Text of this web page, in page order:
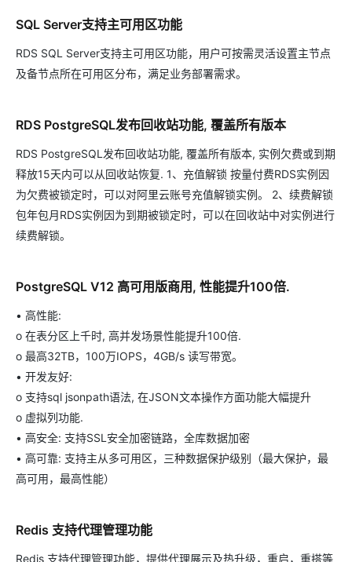
SQL Server支持主可用区功能
RDS SQL Server支持主可用区功能，用户可按需灵活设置主节点
及备节点所在可用区分布，满足业务部署需求。
RDS PostgreSQL发布回收站功能, 覆盖所有版本
RDS PostgreSQL发布回收站功能, 覆盖所有版本, 实例欠费或到期
释放15天内可以从回收站恢复. 1、充值解锁 按量付费RDS实例因
为欠费被锁定时，可以对阿里云账号充值解锁实例。 2、续费解锁
包年包月RDS实例因为到期被锁定时，可以在回收站中对实例进行
续费解锁。
PostgreSQL V12 高可用版商用, 性能提升100倍.
• 高性能:
o 在表分区上千时, 高并发场景性能提升100倍.
o 最高32TB，100万IOPS，4GB/s 读写带宽。
• 开发友好:
o 支持sql jsonpath语法, 在JSON文本操作方面功能大幅提升
o 虚拟列功能.
• 高安全: 支持SSL安全加密链路，全库数据加密
• 高可靠: 支持主从多可用区，三种数据保护级别（最大保护，最
高可用，最高性能）
Redis 支持代理管理功能
Redis 支持代理管理功能，提供代理展示及热升级，重启，重搭等